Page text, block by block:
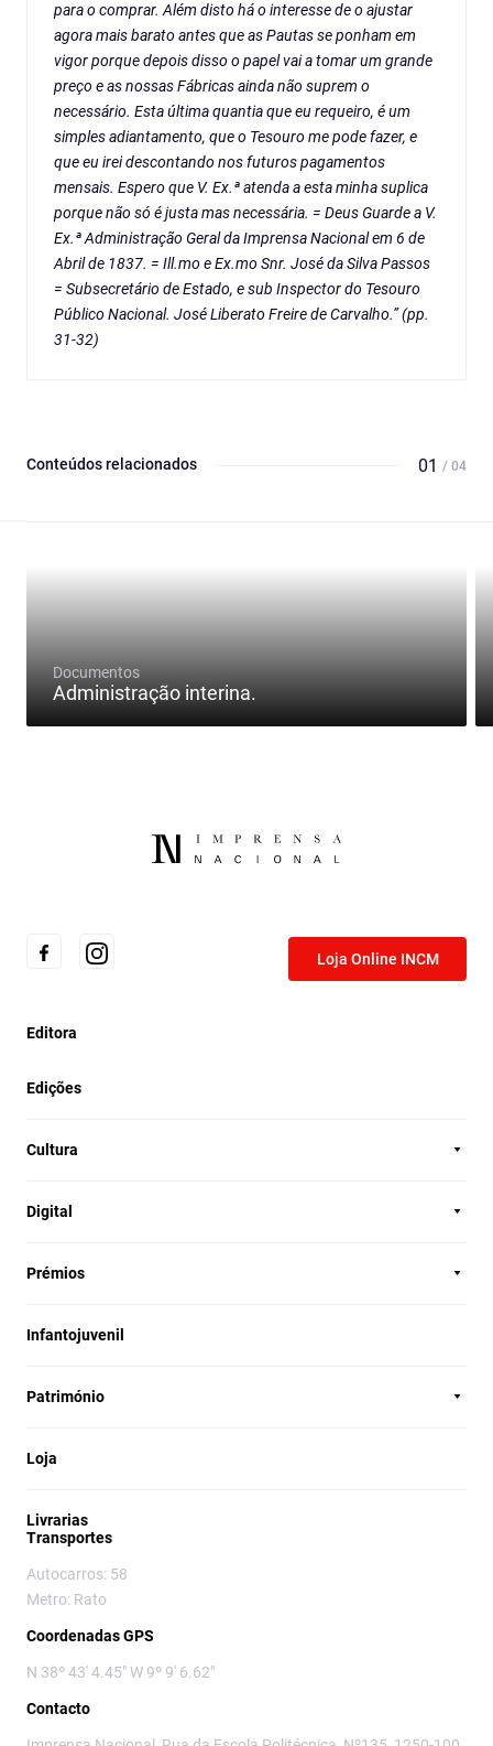
para o comprar. Além disto há o interesse de o ajustar
agora mais barato antes que as Pautas se ponham em
vigor porque depois disso o papel vai a tomar um grande
preço e as nossas Fábricas ainda não suprem o
necessário. Esta última quantia que eu requeiro, é um
simples adiantamento, que o Tesouro me pode fazer, e
que eu irei descontando nos futuros pagamentos
mensais. Espero que V. Ex.ª atenda a esta minha suplica
porque não só é justa mas necessária. = Deus Guarde a V.
Ex.ª Administração Geral da Imprensa Nacional em 6 de
Abril de 1837. = Ill.mo e Ex.mo Snr. José da Silva Passos
= Subsecretário de Estado, e sub Inspector do Tesouro
Público Nacional. José Liberato Freire de Carvalho.” (pp.
31-32)
Conteúdos relacionados 01 / 04
Documentos
Administração interina.
Loja Online INCM
Editora
Edições
Cultura
Digital
Prémios
Infantojuvenil
Património
Loja
Livrarias
Transportes
Autocarros: 58
Metro: Rato
Coordenadas GPS
N 38º 43' 4.45" W 9º 9' 6.62"
Contacto